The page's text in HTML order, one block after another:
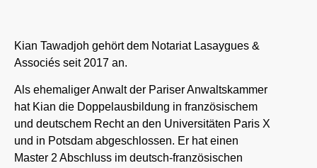
Kian Tawadjoh gehört dem Notariat Lasaygues &
Associés seit 2017 an.
Als ehemaliger Anwalt der Pariser Anwaltskammer
hat Kian die Doppelausbildung in französischem
und deutschem Recht an den Universitäten Paris X
und in Potsdam abgeschlossen. Er hat einen
Master 2 Abschluss im deutsch-französischen